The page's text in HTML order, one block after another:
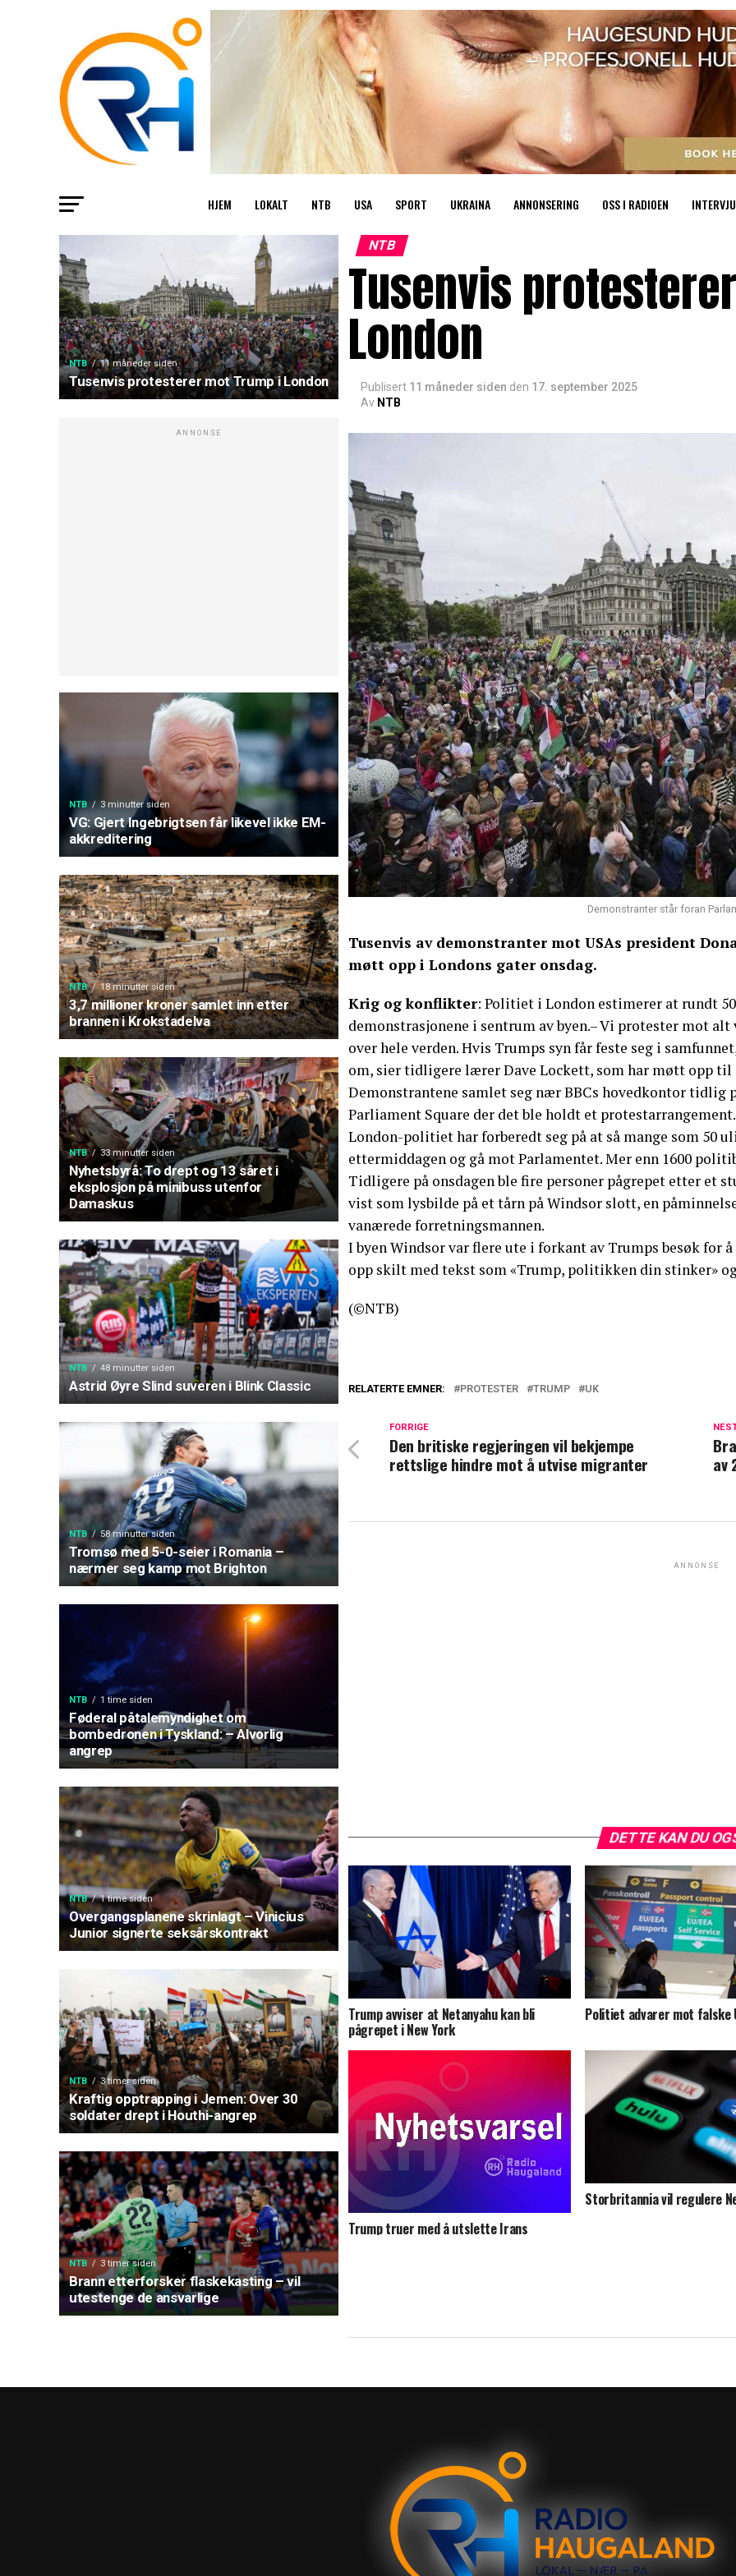
HJEM LOKALT NTB USA SPORT UKRAINA ANNONSERING OSS I RADIOEN INTERVJU
NTB 11 måneder siden
Tusenvis protesterer mot Trump i London
ANNONSE
NTB 3 minutter siden
VG: Gjert Ingebrigtsen får likevel ikke EM-
akkreditering
NTB 18 minutter siden
3,7 millioner kroner samlet inn etter
brannen i Krokstadelva
NTB 33 minutter siden
Nyhetsbyrå: To drept og 13 såret i
eksplosjon på minibuss utenfor
Damaskus
NTB 48 minutter siden
Astrid Øyre Slind suveren i Blink Classic
NTB 58 minutter siden
Tromsø med 5-0-seier i Romania –
nærmer seg kamp mot Brighton
NTB 1 time siden
Føderal påtalemyndighet om
bombedronen i Tyskland: – Alvorlig
angrep
NTB 1 time siden
Overgangsplanene skrinlagt – Vinicius
Junior signerte seksårskontrakt
NTB 3 timer siden
Kraftig opptrapping i Jemen: Over 30
soldater drept i Houthi-angrep
NTB 3 timer siden
Brann etterforsker flaskekasting – vil
utestenge de ansvarlige
NTB
Tusenvis
London
Publisert 11 måneder siden den 17. september 2025
Av NTB
Demonstranter står foran
Tusenvis av demonstranter mot USAs president
møtt opp i Londons gater onsdag.
Krig og konflikter: Politiet i London estimerer at rundt
demonstrasjonene i sentrum av byen.– Vi protester mot
over hele verden. Hvis Trumps syn får feste seg i
om, sier tidligere lærer Dave Lockett, som har møtt opp til
Demonstrantene samlet seg nær BBCs hovedkontor tidlig
Parliament Square der det ble holdt et protestarrangement.
London-politiet har forberedt seg på at så mange som 50
ettermiddagen og gå mot Parlamentet. Mer enn 1600
Tidligere på onsdagen ble fire personer pågrepet etter et
vist som lysbilde på et tårn på Windsor slott, en
vanærede forretningsmannen.
I byen Windsor var flere ute i forkant av Trumps besøk for
opp skilt med tekst som «Trump, politikken din stinker»
(©NTB)
RELATERTE EMNER: PROTESTER TRUMP UK
av
FORRIGE
Den britiske regjeringen vil bekjempe
rettslige hindre mot å utvise migranter
ANNONSE
DETTE KAN DU
Trump avviser at Netanyahu kan bli
pågrepet i New York
Politiet advarer mot falske
Trump truer med å utslette Irans
Storbritannia vil regulere